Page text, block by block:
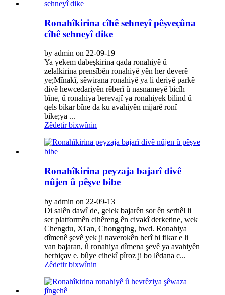
Ronahîkirina cîhê sehneyî pêşveçûna
cîhê sehneyî dike
by admin on 22-09-19
Ya yekem dabeşkirina qada ronahiyê û
zelalkirina prensîbên ronahiyê yên her deverê
ye;Mînakî, sêwirana ronahiyê ya li deriyê parkê
divê hewcedariyên rêberî û nasnameyê bicîh
bîne, û ronahiya berevajî ya ronahiyek bilind û
qels bikar bîne da ku avahiyên mijarê ronî
bike;ya ...
Zêdetir bixwînin
Ronahîkirina peyzaja bajarî divê
nûjen û pêşve bibe
by admin on 22-09-13
Di salên dawî de, gelek bajarên sor ên serhêl li
ser platformên cihêreng ên civakî derketine, wek
Chengdu, Xi'an, Chongqing, hwd. Ronahiya
dîmenê şevê yek ji naverokên herî bi fikar e li
van bajaran, û ronahiya dîmena şevê ya avahiyên
berbiçav e. bûye cihekî pîroz ji bo lêdana c...
Zêdetir bixwînin